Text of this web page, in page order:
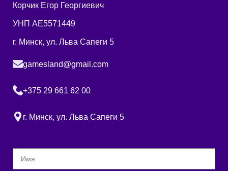
Корчик Егор Георгиевич
УНП AE5571449
г. Минск, ул. Льва Сапеги 5
gamesland@gmail.com
+375 29 661 62 00
г. Минск, ул. Льва Сапеги 5